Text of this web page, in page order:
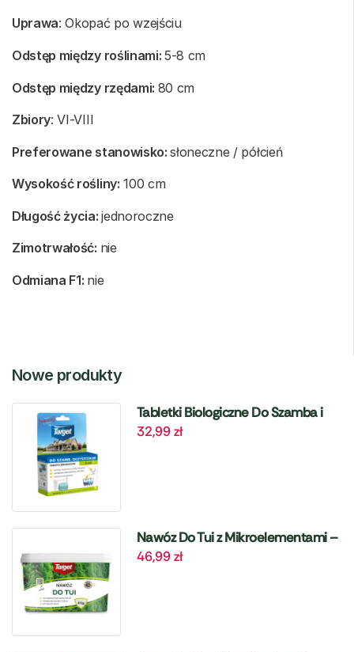
Uprawa: Okopać po wzejściu
Odstęp między roślinami: 5-8 cm
Odstęp między rzędami: 80 cm
Zbiory: VI-VIII
Preferowane stanowisko:słoneczne / półcień
Wysokość rośliny: 100 cm
Długość życia:jednoroczne
Zimotrwałość: nie
Odmiana F1: nie
Nowe produkty
Tabletki Biologiczne Do Szamba i
Oczyszczalni – 6 szt. Target
32,99zł
Nawóz Do Tui z Mikroelementami –
4 kg Target
46,99zł